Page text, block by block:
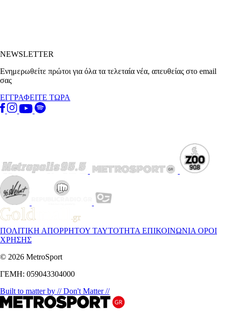
NEWSLETTER
Ενημερωθείτε πρώτοι για όλα τα τελεταία νέα, απευθείας στο email
σας
ΕΓΓΡΑΦΕΙΤΕ ΤΩΡΑ
ΠΟΛΙΤΙΚΗ ΑΠΟΡΡΗΤΟΥ ΤΑΥΤΟΤΗΤΑ ΕΠΙΚΟΙΝΩΝΙΑ ΟΡΟΙ
ΧΡΗΣΗΣ
© 2026 MetroSport
ΓΕΜΗ: 059043304000
Built to matter by // Don't Matter //